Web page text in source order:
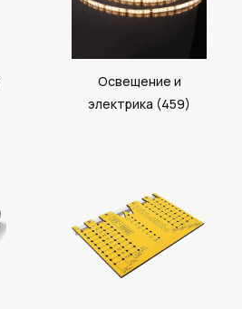
Освещение и
электрика (459)